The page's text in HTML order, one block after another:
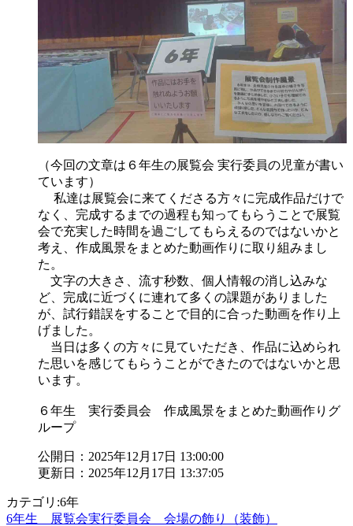
（今回の文章は６年生の展覧会 実行委員の児童が書い
ています）
私達は展覧会に来てくださる方々に完成作品だけで
なく、完成するまでの過程も知ってもらうことで展覧
会で充実した時間を過ごしてもらえるのではないかと
考え、作成風景をまとめた動画作りに取り組みまし
た。
文字の大きさ、流す秒数、個人情報の消し込みな
ど、完成に近づくに連れて多くの課題がありました
が、試行錯誤をすることで目的に合った動画を作り上
げました。
当日は多くの方々に見ていただき、作品に込められ
た思いを感じてもらうことができたのではないかと思
います。
６年生 実行委員会 作成風景をまとめた動画作りグ
ループ
公開日：2025年12月17日 13:00:00
更新日：2025年12月17日 13:37:05
カテゴリ:6年
6年生 展覧会実行委員会 会場の飾り（装飾）